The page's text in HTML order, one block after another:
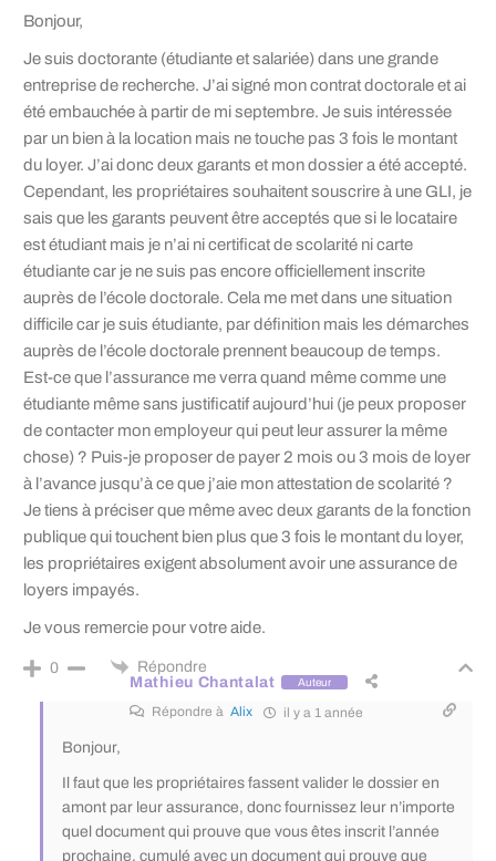
Bonjour,
Je suis doctorante (étudiante et salariée) dans une grande
entreprise de recherche. J’ai signé mon contrat doctorale et ai
été embauchée à partir de mi septembre. Je suis intéressée
par un bien à la location mais ne touche pas 3 fois le montant
du loyer. J’ai donc deux garants et mon dossier a été accepté.
Cependant, les propriétaires souhaitent souscrire à une GLI, je
sais que les garants peuvent être acceptés que si le locataire
est étudiant mais je n’ai ni certificat de scolarité ni carte
étudiante car je ne suis pas encore officiellement inscrite
auprès de l’école doctorale. Cela me met dans une situation
difficile car je suis étudiante, par définition mais les démarches
auprès de l’école doctorale prennent beaucoup de temps.
Est-ce que l’assurance me verra quand même comme une
étudiante même sans justificatif aujourd’hui (je peux proposer
de contacter mon employeur qui peut leur assurer la même
chose) ? Puis-je proposer de payer 2 mois ou 3 mois de loyer
à l’avance jusqu’à ce que j’aie mon attestation de scolarité ?
Je tiens à préciser que même avec deux garants de la fonction
publique qui touchent bien plus que 3 fois le montant du loyer,
les propriétaires exigent absolument avoir une assurance de
loyers impayés.
Je vous remercie pour votre aide.
0
Répondre
Mathieu Chantalat
Auteur
Répondre à Alix il y a 1 année
Bonjour,
Il faut que les propriétaires fassent valider le dossier en
amont par leur assurance, donc fournissez leur n’importe
quel document qui prouve que vous êtes inscrit l’année
prochaine, cumulé avec un document qui prouve que